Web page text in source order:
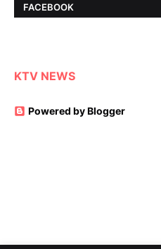
FACEBOOK
KTV NEWS
Powered by Blogger